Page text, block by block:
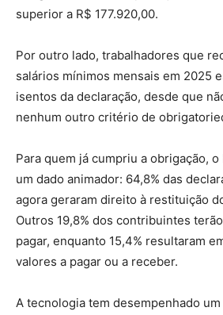
superior a R$ 177.920,00.
Por outro lado, trabalhadores que
salários mínimos mensais em 2025
isentos da declaração, desde que
nenhum outro critério de
Para quem já cumpriu a obrigação,
um dado animador: 64,8% das
agora geraram direito à restituição
Outros 19,8% dos contribuintes
pagar, enquanto 15,4% resultaram
valores a pagar ou a receber.
A tecnologia tem desempenhado